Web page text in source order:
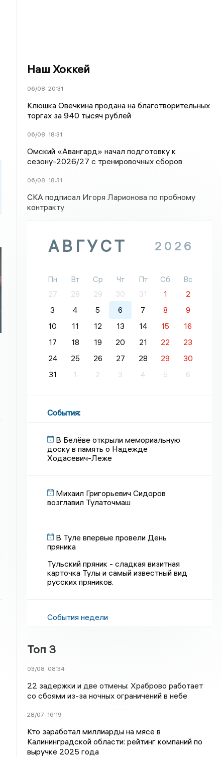
Наш Хоккей
06/08 20:31
Клюшка Овечкина продана на благотворительных
торгах за 940 тысяч рублей
06/08 18:31
Омский «Авангард» начал подготовку к
сезону-2026/27 с тренировочных сборов
06/08 18:31
СКА подписал Игоря Ларионова по пробному
контракту
АВГУСТ 2026
Пн Вт Ср Чт Пт Сб
Вс
27
28 29 30 31 1
2
3
4 5 6 7 8
9
10
11 12 13 14 15
16
17
18 19 20 21 22
23
24
25 26 27 28 29
30
31
1 2 3 4 5 6
События:
В Белёве открыли мемориальную
доску в память о Надежде
Ходасевич-Леже
Михаил Григорьевич Сидоров
возглавил Тулаточмаш
В Туле впервые провели День
пряника
Тульский пряник - сладкая визитная
карточка Тулы и самый известный вид
русских пряников.
События недели
Топ 3
03/08 08:34
22 задержки и две отмены: Храброво работает
со сбоями из-за ночных ограничений в небе
28/07 16:19
Кто заработал миллиарды на мясе в
Калининградской области: рейтинг компаний по
выручке 2025 года